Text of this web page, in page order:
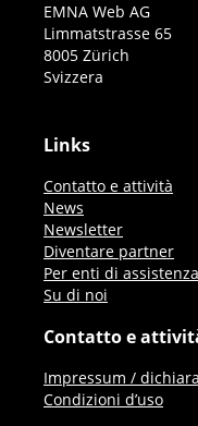
EMNA Web AG
Limmatstrasse 65
8005 Zürich
Svizzera
Links
Contatto e attività
News
Newsletter
Diventare partner
Per enti di assistenza
Su di noi
Contatto e
Impressum /
Condizioni d’uso